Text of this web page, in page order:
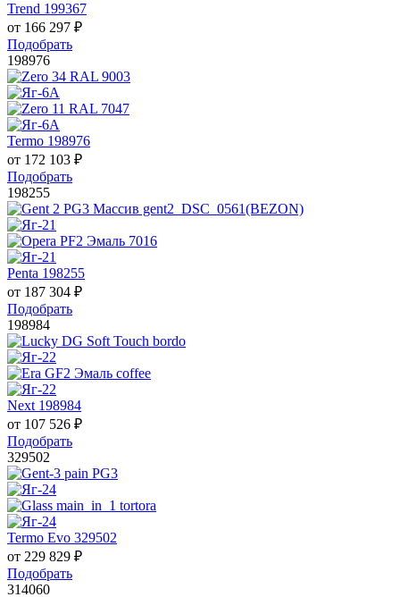
Trend 199367
от 166 297 ₽
Подобрать
198976
Termo 198976
от 172 103 ₽
Подобрать
198255
Penta 198255
от 187 304 ₽
Подобрать
198984
Next 198984
от 107 526 ₽
Подобрать
329502
Termo Evo 329502
от 229 829 ₽
Подобрать
314060